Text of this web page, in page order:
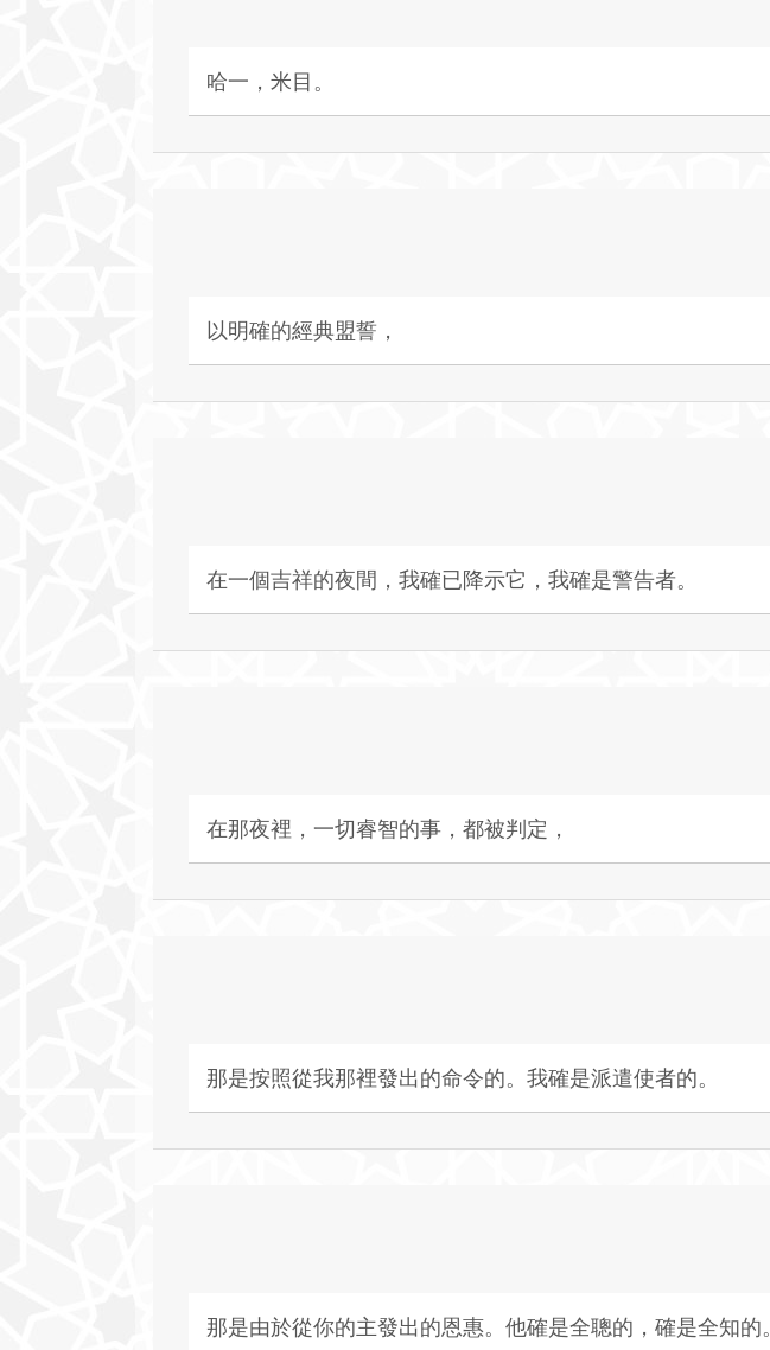
哈一，米目。
以明確的經典盟誓，
在一個吉祥的夜間，我確已降示它，我確是警告者。
在那夜裡，一切睿智的事，都被判定，
那是按照從我那裡發出的命令的。我確是派遣使者的。
那是由於從你的主發出的恩惠。他確是全聰的，確是全知的。